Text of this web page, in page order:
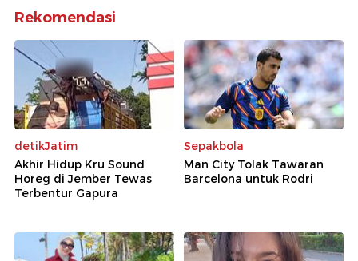
Rekomendasi
detikJatim
Akhir Hidup Kru Sound
Horeg di Jember Tewas
Terbentur Gapura
Sepakbola
Man City Tolak Tawaran
Barcelona untuk Rodri